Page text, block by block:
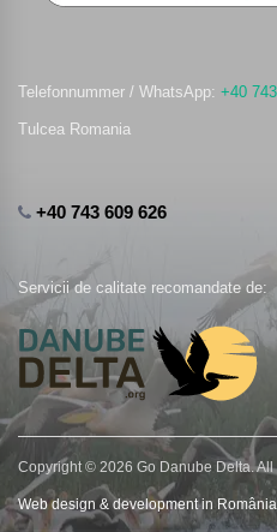
Telefonnummer / WhatsApp: +40
Tulcea Romania
+40 743 609 626
Servicii de calitate recomandate de:
Copyright © 2026 Go Danube Delta.
Web design & development in